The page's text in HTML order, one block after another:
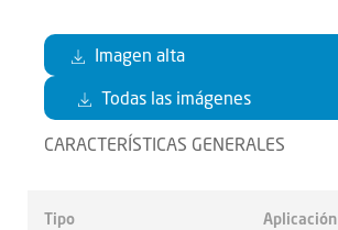
Imagen alta
Todas las imágenes
CARACTERÍSTICAS GENERALES
Tipo Aplicación